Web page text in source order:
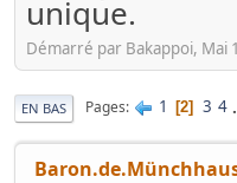
unique.
Démarré par Bakappoi, Mai
EN BAS Pages 1 2 3 4